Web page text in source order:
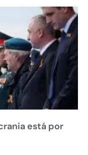
está por